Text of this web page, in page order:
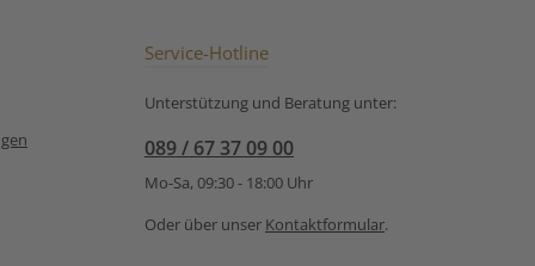
Service-Hotline
Unterstützung und Beratung unter:
089 / 67 37 09 00
Mo-Sa, 09:30 - 18:00 Uhr
Oder über unser Kontaktformular.